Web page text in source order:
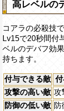
高レベルの
コアラの必殺技
Lv15で20秒間付
ベルのデバフ効
持ちます。
付与できる敵
攻撃の高い敵 攻
防御の低い敵 防